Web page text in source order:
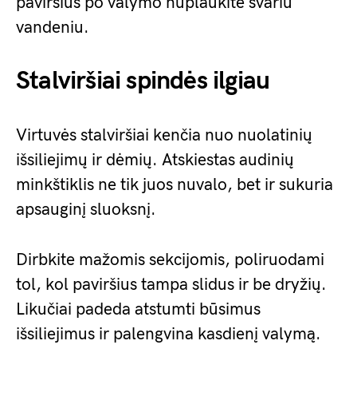
vandeniu.
Stalviršiai spindės ilgiau
Virtuvės stalviršiai kenčia nuo nuolatinių
išsiliejimų ir dėmių. Atskiestas audinių
minkštiklis ne tik juos nuvalo, bet ir sukuria
apsauginį sluoksnį.
Dirbkite mažomis sekcijomis, poliruodami
tol, kol paviršius tampa slidus ir be dryžių.
Likučiai padeda atstumti būsimus
išsiliejimus ir palengvina kasdienį valymą.